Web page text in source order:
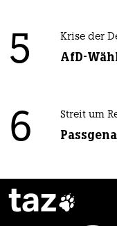
5 Krise der
AfD-
6 Streit um
taz